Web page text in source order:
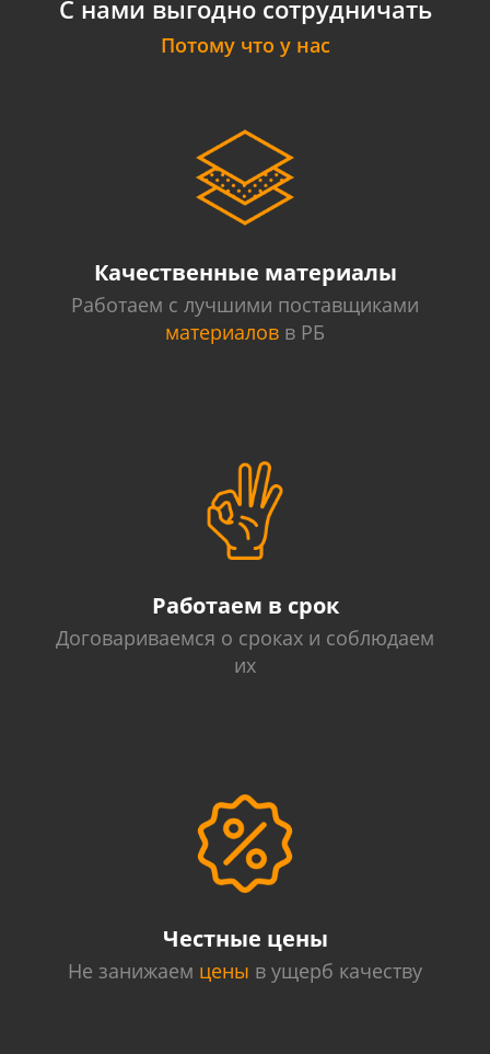
С нами выгодно сотрудничать
Потому что у нас
Качественные материалы
Работаем с лучшими поставщиками
материалов в РБ
Работаем в срок
Договариваемся о сроках и соблюдаем
их
Честные цены
Не занижаем цены в ущерб качеству